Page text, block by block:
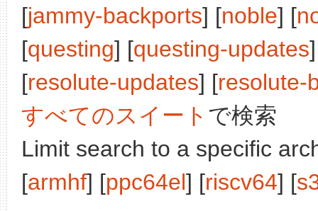
[jammy-backports] [noble] [
[questing] [questing-updates
[resolute-updates] [resolute-
すべてのスイート で検索
Limit search to a specific
[armhf] [ppc64el] [riscv64] [